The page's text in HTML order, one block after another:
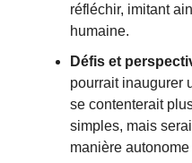
réfléchir, imitant
humaine.
Défis et
pourrait inaugurer
se contenterait
simples, mais
manière